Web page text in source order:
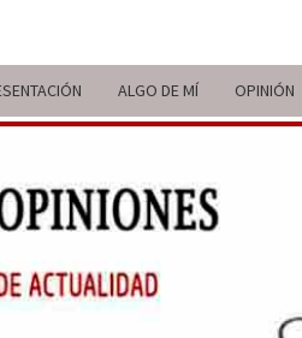
ALGO DE MÍ OPINIÓN